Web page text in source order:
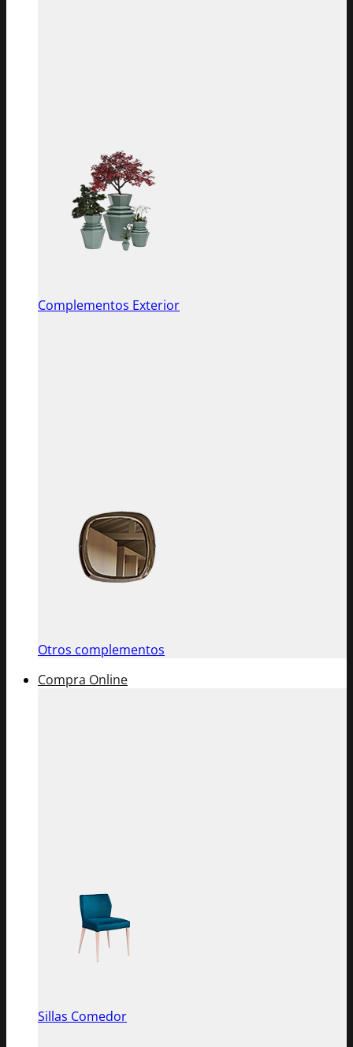
Complementos Exterior
Otros complementos
Compra Online
Sillas Comedor